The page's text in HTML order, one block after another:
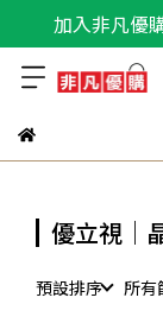
加入非凡優
優立視｜
預設排序 所有